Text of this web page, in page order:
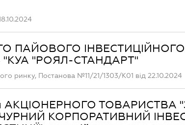
ПАЙОВОГО
"КУА "РОЯЛ-СТАНДАРТ"
ринку, Постанова №11/21/1303/К01 від 22.10.2024
АКЦІОНЕРНОГО ТОВАРИСТВА
КОРПОРАТИВНИЙ